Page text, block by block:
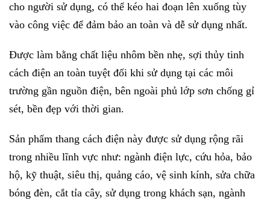
cho người sử dụng, có thể kéo hai đoạn lên xuống tùy
vào công việc để đảm bảo an toàn và dễ sử dụng nhất.
Được làm bằng chất liệu nhôm bền nhẹ, sợi thủy tinh
cách điện an toàn tuyệt đối khi sử dụng tại các môi
trường gần nguồn điện, bên ngoài phủ lớp sơn chống gỉ
sét, bền đẹp với thời gian.
Sản phẩm thang cách điện này được sử dụng rộng rãi
trong nhiều lĩnh vực như: ngành điện lực, cứu hỏa, bảo
hộ, kỹ thuật, siêu thị, quảng cáo, vệ sinh kính, sửa chữa
bóng đèn, cắt tỉa cây, sử dụng trong khách sạn, ngành